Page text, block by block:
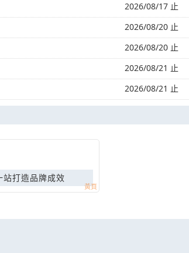
2026/08/17 止
2026/08/20 止
2026/08/20 止
2026/08/21 止
2026/08/21 止
打造品牌成效